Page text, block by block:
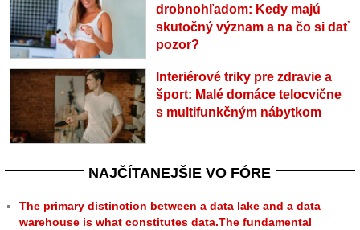
drobnohľadom: Kedy majú
skutočný význam a na čo si dať
pozor?
Interiérové triky pre zdravie a
šport: Malé domáce telocvične
s multifunkčným nábytkom
NAJČÍTANEJŠIE VO FÓRE
The primary distinction between a data lake and a data
warehouse is what constitutes data.The fundamental